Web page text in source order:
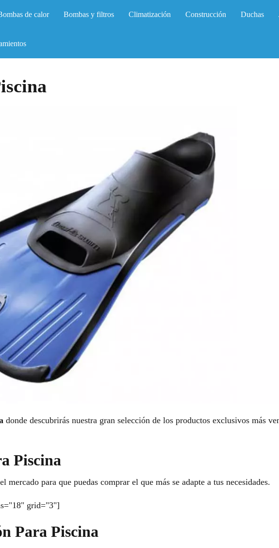
de calor Bombas y filtros Climatización Construcción Duchas
donde descubrirás nuestra gran selección de los productos exclusivos más
Piscina
para que puedas comprar el que más se adapte a tus necesidades.
grid="3"]
Para Piscina